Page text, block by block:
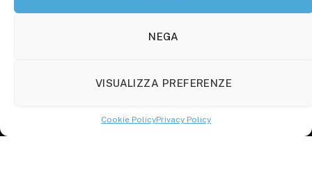
NEGA
VISUALIZZA PREFERENZE
Cookie PolicyPrivacy Policy